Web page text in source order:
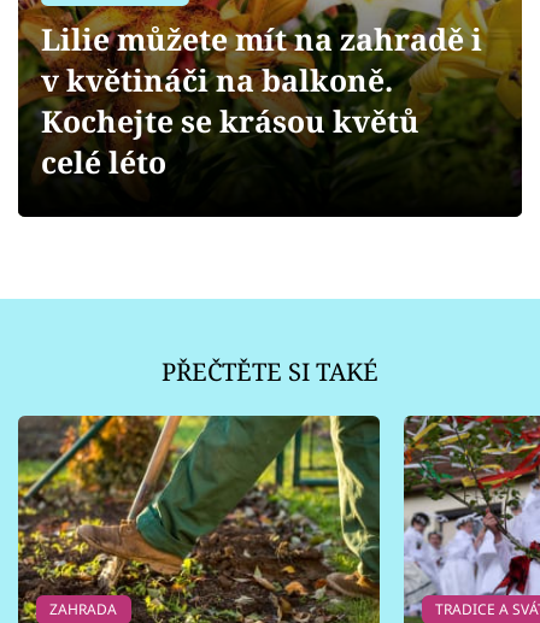
Přihlášení
Sledujte nás
Lilie můžete mít na zahradě i
v květináči na balkoně.
Kochejte se krásou květů
celé léto
PŘEČTĚTE SI TAKÉ
ZAHRADA TRADICE A